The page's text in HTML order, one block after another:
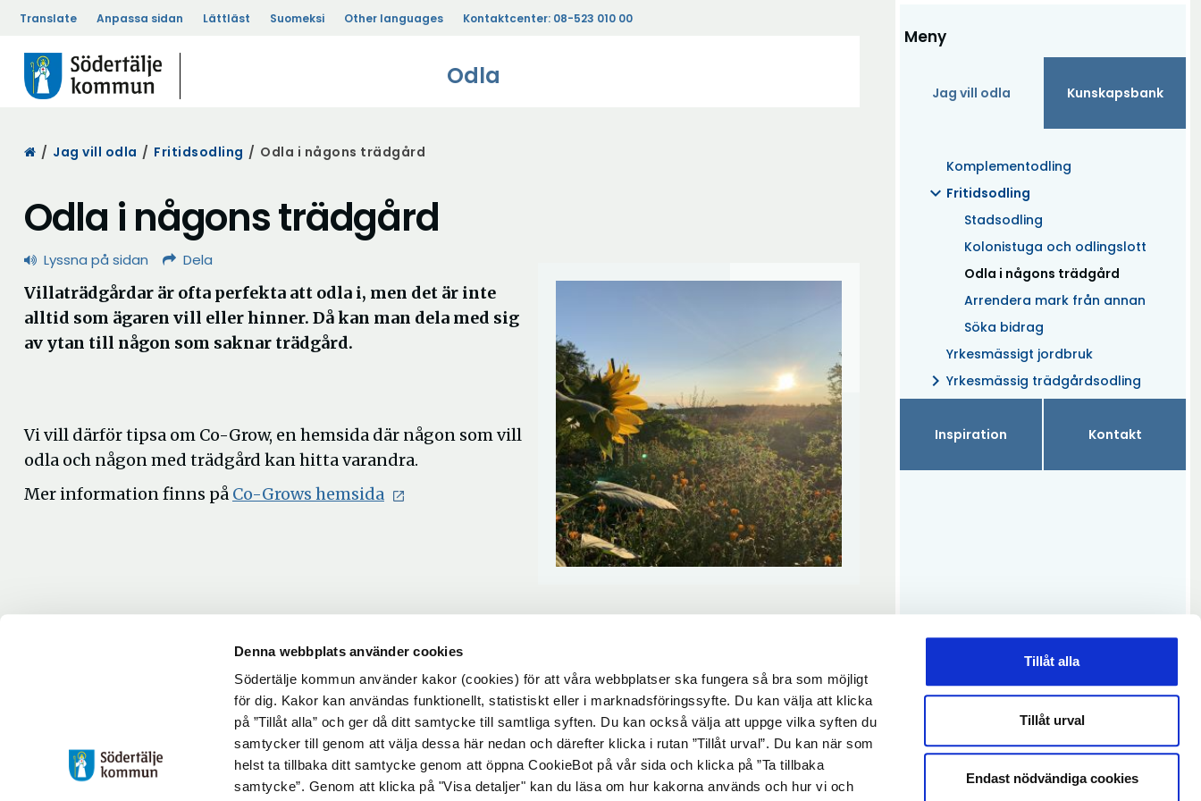
Denna webbplats använder cookies
Södertälje kommun använder kakor (cookies) för att våra webbplatser ska fungera så bra som möjligt
för dig. Kakor kan användas funktionellt, statistiskt eller i marknadsföringssyfte. Du kan välja att klicka
på ”Tillåt alla” och ger då ditt samtycke till samtliga syften. Du kan också välja att uppge vilka syften du
samtycker till genom att välja dessa här nedan och därefter klicka i rutan ”Tillåt urval”. Du kan när som
helst ta tillbaka ditt samtycke genom att öppna CookieBot på vår sida och klicka på ”Ta tillbaka
samtycke”. Genom att klicka på "Visa detaljer" kan du läsa om hur kakorna används och hur vi och
Tillåt alla
Tillåt urval
Endast nödvändiga cookies
Translate Anpassa sidan Lättläst Suomeksi Other languages Kontaktcenter: 08-523 010 00
Odla
Meny
Jag vill odla Kunskapsbank
Komplementodling
expand_more Fritidsodling
Stadsodling
Kolonistuga och odlingslott
Odla i någons trädgård
(Aktuell)
Arrendera mark från annan
Söka bidrag
Yrkesmässigt jordbruk
chevron_right Yrkesmässig trädgårdsodling
Inspiration Kontakt
Start
/ Jag vill odla / Fritidsodling / Odla i någons trädgård
Odla i någons trädgård
Lyssna på sidan Dela
Villaträdgårdar är ofta perfekta att odla i, men det är inte
alltid som ägaren vill eller hinner. Då kan man dela med sig
av ytan till någon som saknar trädgård.
Vi vill därför tipsa om Co-Grow, en hemsida där någon som vill
odla och någon med trädgård kan hitta varandra.
Mer information finns på Co-Grows hemsida Öppna
Blev du hjälpt av informationen på den här sidan?
Ja thumb_down Nej